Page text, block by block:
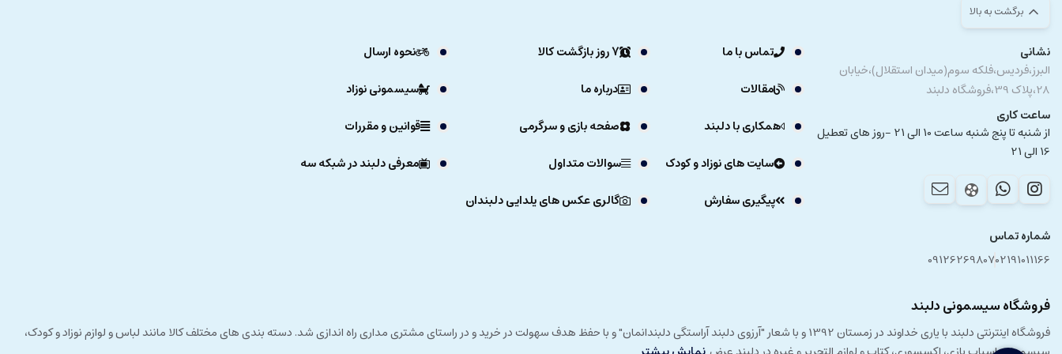
برگشت به بالا
نشانی
البرز،فردیس،فلکه سوم(میدان استقلال)،خیابان
28،پلاک 39،فروشگاه دلبند
ساعت کاری
از شنبه تا پنج شنبه ساعت 10 الی 21 -روز های تعطیل
16 الی 21
شماره تماس
02191011166
09126269807
تماس با ما 7 روز بازگشت کالا
نحوه ارسال
مقالات
درباره ما
سیسمونی نوزاد
همکاری با دلبند
صفحه بازی و سرگرمی
قوانین و مقررات
سایت های نوزاد و کودک
سوالات متداول
معرفی دلبند در شبکه سه
پیگیری سفارش
گالری عکس های یلدایی دلبندان
فروشگاه سیسمونی دلبند
فروشگاه اینترنتی دلبند با یاری خداوند در زمستان 1392 و با شعار "آرزوی دلبند آراستگی دلبندانمان" و با حفظ هدف سهولت در خرید و در راستای مشتری مداری راه اندازی شد. دسته بندی های مختلف کالا مانند لباس و لوازم نوزاد و کودک،